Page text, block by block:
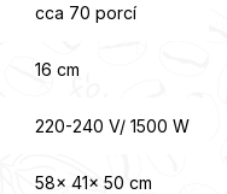
cca 70 porcí
16 cm
220-240 V/ 1500 W
58x 41x 50 cm